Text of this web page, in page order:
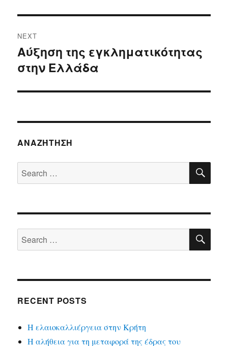
NEXT
Next
post:
Αύξηση της εγκληματικότητας
στην Ελλάδα
ΑΝΑΖΉΤΗΣΗ
Search
for:
Search
for:
RECENT POSTS
Η ελαιοκαλλιέργεια στην Κρήτη
Η αλήθεια για τη μεταφορά της έδρας του